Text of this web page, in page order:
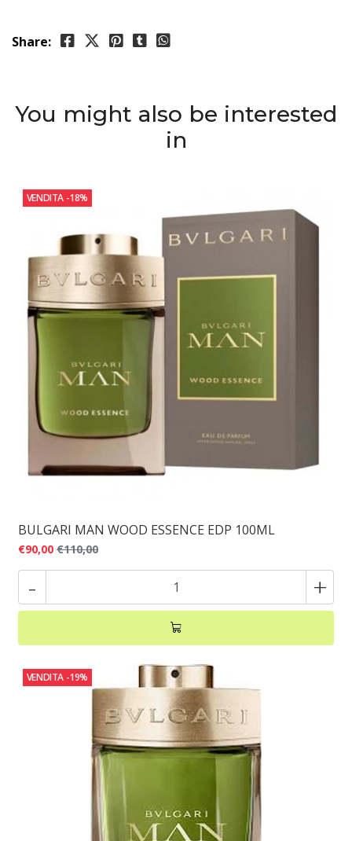
Share:
You might also be interested
in
VENDITA -18%
BULGARI MAN WOOD ESSENCE EDP 100ML
€90,00 €110,00
- +
VENDITA -19%